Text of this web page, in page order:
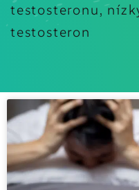
testosteronu,
testosteron